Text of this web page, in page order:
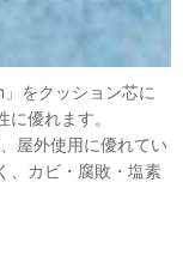
をクッション芯に
優れます。
屋外使用に優れてい
、カビ・腐敗・塩素